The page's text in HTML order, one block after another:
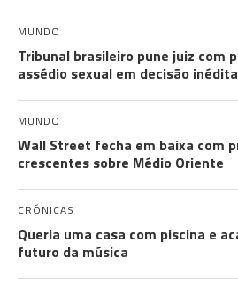
MUNDO
Tribunal brasileiro pune juiz com
assédio sexual em decisão inédita
MUNDO
Wall Street fecha em baixa com
crescentes sobre Médio Oriente
CRÓNICAS
Queria uma casa com piscina e
futuro da música